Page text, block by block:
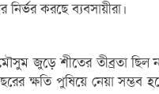
করছে ব্যবসায়ীরা।
জুড়ে শীতের তীব্রতা
ক্ষতি পুষিয়ে নেয়া সম্ভব